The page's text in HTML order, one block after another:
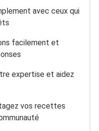
avec ceux qui
facilement et
expertise et aidez
vos recettes